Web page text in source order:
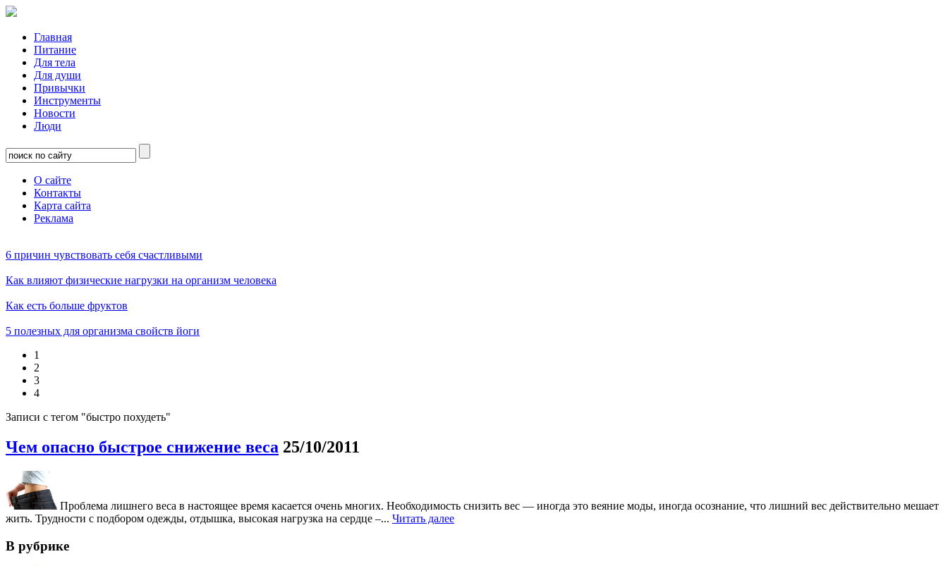
Главная
Питание
Для тела
Для души
Привычки
Инструменты
Новости
Люди
О сайте
Контакты
Карта сайта
Реклама
6 причин чувствовать себя счастливыми
Как влияют физические нагрузки на организм человека
Как есть больше фруктов
5 полезных для организма свойств йоги
1
2
3
4
Записи с тегом "быстро похудеть"
Чем опасно быстрое снижение веса 25/10/2011
Проблема лишнего веса в настоящее время касается очень многих. Необходимость снизить вес — иногда это веяние моды, иногда осознание, что лишний вес действительно мешает
жить. Трудности с подбором одежды, отдышка, высокая нагрузка на сердце –... Читать далее
В рубрике